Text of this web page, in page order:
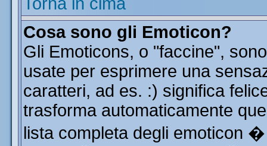
Cosa sono gli Emoticon?
Gli Emoticons, o "faccine",
usate per esprimere una
caratteri, ad es. :) significa
trasforma automaticamente
lista completa degli emoticon